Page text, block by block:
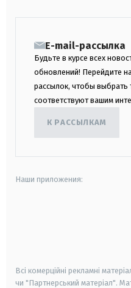
E-mail-рассылка
Будьте в курсе всех
обновлений! Перейдите
рассылок, чтобы выбрать
соответствуют вашим
К РАССЫЛКАМ
Наши приложения:
Всі комерційні рекламні
чи "Партнерський матеріал".